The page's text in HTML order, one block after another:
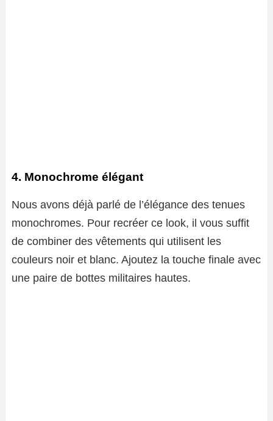
4. Monochrome élégant
Nous avons déjà parlé de l’élégance des tenues
monochromes. Pour recréer ce look, il vous suffit
de combiner des vêtements qui utilisent les
couleurs noir et blanc. Ajoutez la touche finale avec
une paire de bottes militaires hautes.